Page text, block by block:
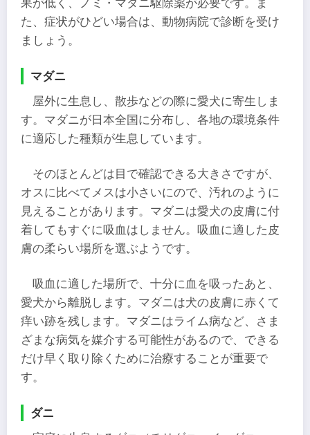
果が低く、ノミ・マダニ駆除薬が必要です。ま
た、症状がひどい場合は、動物病院で診断を受け
ましょう。
マダニ
屋外に生息し、散歩などの際に愛犬に寄生しま
す。マダニが日本全国に分布し、各地の環境条件
に適応した種類が生息しています。
そのほとんどは目で確認できる大きさですが、
オスに比べてメスは小さいにので、汚れのように
見えることがあります。マダニは愛犬の皮膚に付
着してもすぐに吸血はしません。吸血に適した皮
膚の柔らい場所を選ぶようです。
吸血に適した場所で、十分に血を吸ったあと、
愛犬から離脱します。マダニは犬の皮膚に赤くて
痒い跡を残します。マダニはライム病など、さま
ざまな病気を媒介する可能性があるので、できる
だけ早く取り除くために治療することが重要で
す。
ダニ